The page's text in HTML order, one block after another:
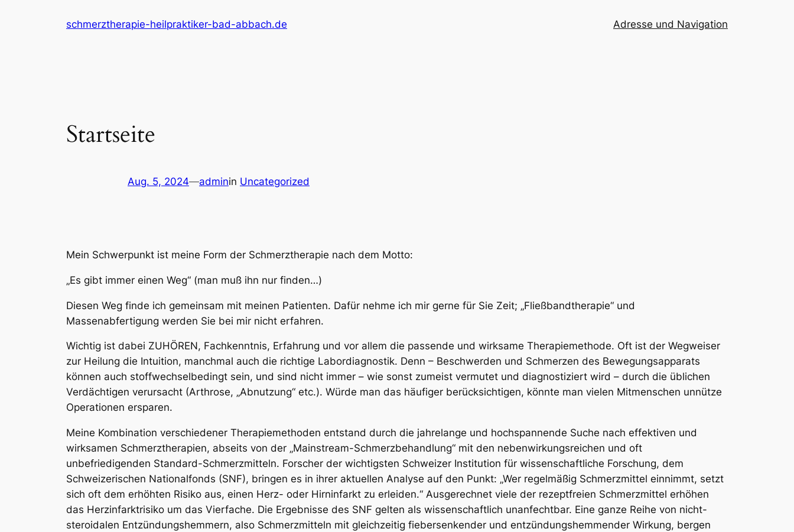
schmerztherapie-heilpraktiker-bad-abbach.de Adresse und Navigation
Startseite
Aug. 5, 2024—adminin Uncategorized
Mein Schwerpunkt ist meine Form der Schmerztherapie nach dem Motto:
„Es gibt immer einen Weg“ (man muß ihn nur finden…)
Diesen Weg finde ich gemeinsam mit meinen Patienten. Dafür nehme ich mir gerne für Sie Zeit; „Fließbandtherapie“ und
Massenabfertigung werden Sie bei mir nicht erfahren.
Wichtig ist dabei ZUHÖREN, Fachkenntnis, Erfahrung und vor allem die passende und wirksame Therapiemethode. Oft ist der Wegweiser
zur Heilung die Intuition, manchmal auch die richtige Labordiagnostik. Denn – Beschwerden und Schmerzen des Bewegungsapparats
können auch stoffwechselbedingt sein, und sind nicht immer – wie sonst zumeist vermutet und diagnostiziert wird – durch die üblichen
Verdächtigen verursacht (Arthrose, „Abnutzung“ etc.). Würde man das häufiger berücksichtigen, könnte man vielen Mitmenschen unnütze
Operationen ersparen.
Meine Kombination verschiedener Therapiemethoden entstand durch die jahrelange und hochspannende Suche nach effektiven und
wirksamen Schmerztherapien, abseits von der „Mainstream-Schmerzbehandlung“ mit den nebenwirkungsreichen und oft
unbefriedigenden Standard-Schmerzmitteln. Forscher der wichtigsten Schweizer Institution für wissenschaftliche Forschung, dem
Schweizerischen Nationalfonds (SNF), bringen es in ihrer aktuellen Analyse auf den Punkt: „Wer regelmäßig Schmerzmittel einnimmt, setzt
sich oft dem erhöhten Risiko aus, einen Herz- oder Hirninfarkt zu erleiden.“ Ausgerechnet viele der rezeptfreien Schmerzmittel erhöhen
das Herzinfarktrisiko um das Vierfache. Die Ergebnisse des SNF gelten als wissenschaftlich unanfechtbar. Eine ganze Reihe von nicht-
steroidalen Entzündungshemmern, also Schmerzmitteln mit gleichzeitig fiebersenkender und entzündungshemmender Wirkung, bergen